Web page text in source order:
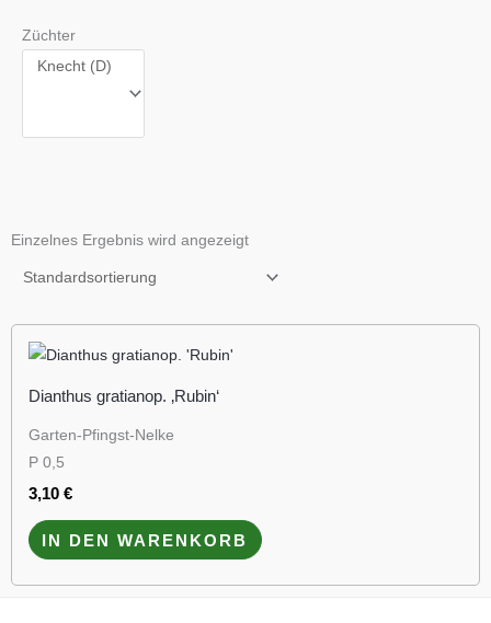
Züchter
Einzelnes Ergebnis wird angezeigt
Dianthus gratianop. ‚Rubin‘
Garten-Pfingst-Nelke
P 0,5
3,10 €
IN DEN WARENKORB